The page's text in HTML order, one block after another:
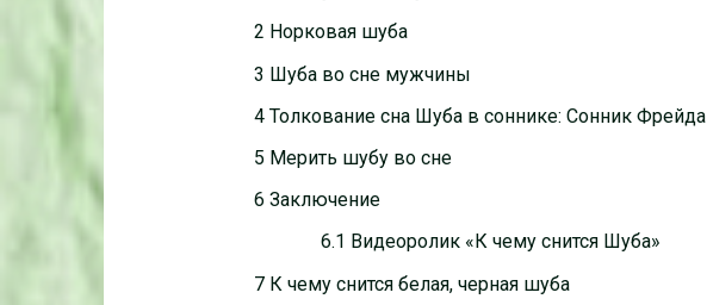
2 Норковая шуба
3 Шуба во сне мужчины
4 Толкование сна Шуба в соннике: Сонник Фрейда
5 Мерить шубу во сне
6 Заключение
6.1 Видеоролик «К чему снится Шуба»
7 К чему снится белая, черная шуба